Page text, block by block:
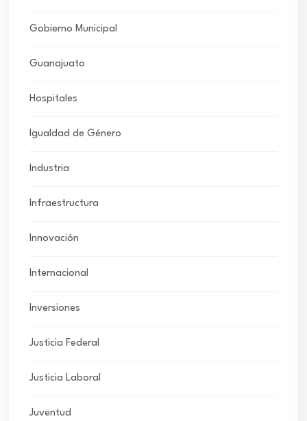
Gobierno Municipal
Guanajuato
Hospitales
Igualdad de Género
Industria
Infraestructura
Innovación
Internacional
Inversiones
Justicia Federal
Justicia Laboral
Juventud